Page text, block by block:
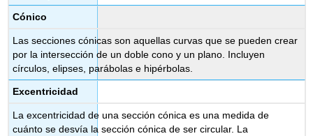
Cónico
Las secciones cónicas son aquellas curvas que se pueden crear
por la intersección de un doble cono y un plano. Incluyen
círculos, elipses, parábolas e hipérbolas.
Excentricidad
La excentricidad de una sección cónica es una medida de
cuánto se desvía la sección cónica de ser circular. La